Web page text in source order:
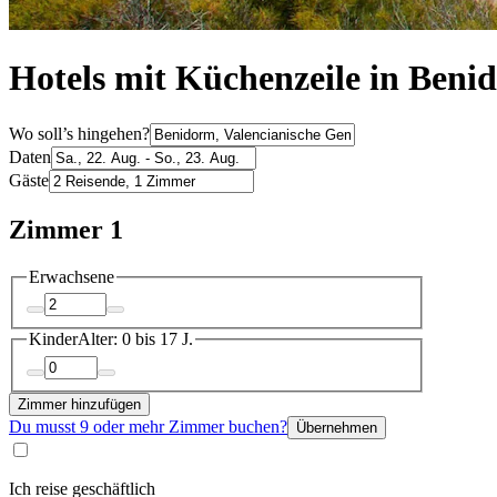
Hotels mit Küchenzeile in
Wo soll’s hingehen?
Daten
Gäste
Zimmer 1
Erwachsene
KinderAlter: 0 bis 17 J.
Zimmer hinzufügen
Du musst 9 oder mehr Zimmer buchen? Übernehmen
Ich reise geschäftlich